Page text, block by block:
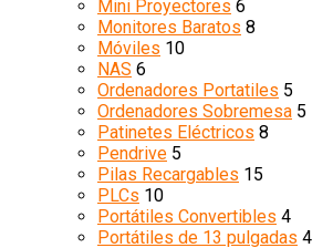
Mini Proyectores 6
Monitores Baratos 8
Móviles 10
NAS 6
Ordenadores Portatiles 5
Ordenadores Sobremesa 5
Patinetes Eléctricos 8
Pendrive 5
Pilas Recargables 15
PLCs 10
Portátiles Convertibles 4
Portátiles de 13 pulgadas 4